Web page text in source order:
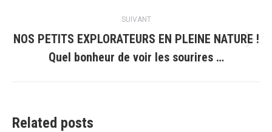
SUIVANT
Article
suivant
NOS PETITS EXPLORATEURS EN PLEINE NATURE !
Quel bonheur de voir les sourires …
Related posts